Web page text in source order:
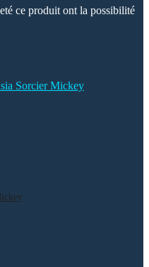
ce produit ont la possibilité